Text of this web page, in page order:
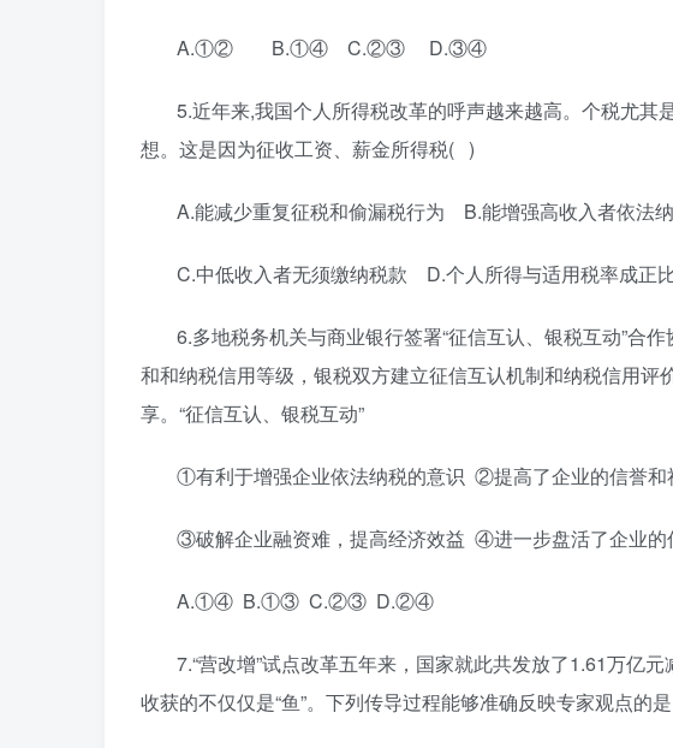
A.①② B.①④ C.②③ D.③④
5.近年来,我国个人所得税改革的呼声越来越高。个税尤
想。这是因为征收工资、薪金所得税( )
A.能减少重复征税和偷漏税行为 B.能增强高收入者依法
C.中低收入者无须缴纳税款 D.个人所得与适用税率成正
6.多地税务机关与商业银行签署“征信互认、银税互动”合
和和纳税信用等级，银税双方建立征信互认机制和纳税信用
享。“征信互认、银税互动”
①有利于增强企业依法纳税的意识 ②提高了企业的信誉和
③破解企业融资难，提高经济效益 ④进一步盘活了企业的
A.①④ B.①③ C.②③ D.②④
7.“营改增”试点改革五年来，国家就此共发放了1.61万亿元
收获的不仅仅是“鱼”。下列传导过程能够准确反映专家观点的是